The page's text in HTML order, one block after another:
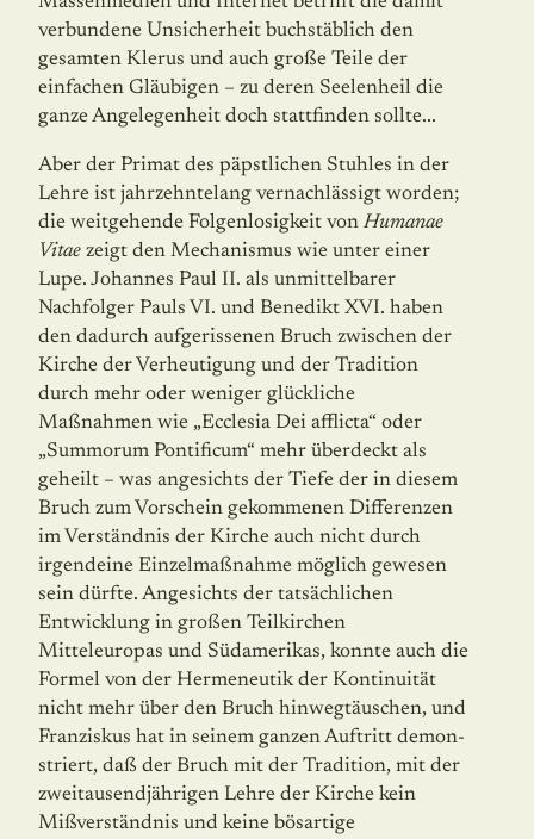
verbundene Un­si­cherheit buchstäblich den
gesamten Klerus und auch große Teile der
einfachen Gläu­bigen – zu deren Seelenheil die
ganze Angelegenheit doch stattfinden sollte...
Aber der Primat des päpstlichen Stuhles in der
Lehre ist jahrzehntelang vernachlässigt worden;
die weitgehende Folgenlosigkeit von Humanae
Vitae zeigt den Mechanismus wie unter einer
Lupe. Johannes Paul II. als unmittelbarer
Nachfolger Pauls VI. und Be­ne­dikt XVI. haben
den dadurch aufgerissenen Bruch zwischen der
Kirche der Verheutigung und der Tradition
durch mehr oder weniger glückliche
Maßnahmen wie „Ecclesia Dei afflicta“ oder
„Summorum Pontificum“ mehr überdeckt als
geheilt – was angesichts der Tiefe der in diesem
Bruch zum Vorschein gekommenen Differenzen
im Verständnis der Kirche auch nicht durch
irgendeine Einzelmaßnahme möglich gewesen
sein dürfte. Angesichts der tatsächlichen
Entwicklung in großen Teilkirchen
Mitteleuropas und Südamerikas, konnte auch die
Formel von der Hermeneutik der Kontinuität
nicht mehr über den Bruch hinwegtäuschen, und
Franziskus hat in seinem ganzen Auftritt demon­
striert, daß der Bruch mit der Tradition, mit der
zweitausendjährigen Lehre der Kirche kein
Mißverständnis und keine bösartige